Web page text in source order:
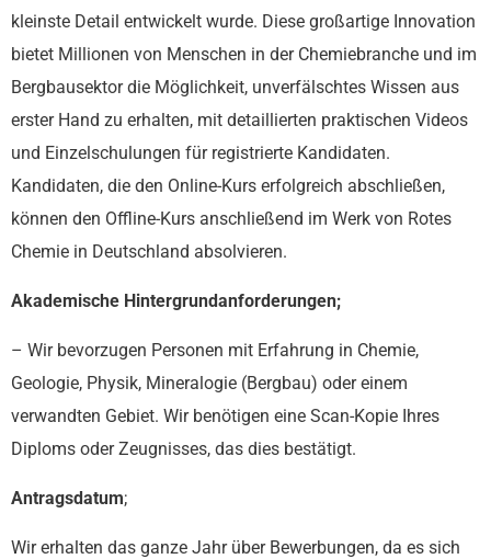
kleinste Detail entwickelt wurde. Diese großartige Innovation
bietet Millionen von Menschen in der Chemiebranche und im
Bergbausektor die Möglichkeit, unverfälschtes Wissen aus
erster Hand zu erhalten, mit detaillierten praktischen Videos
und Einzelschulungen für registrierte Kandidaten.
Kandidaten, die den Online-Kurs erfolgreich abschließen,
können den Offline-Kurs anschließend im Werk von Rotes
Chemie in Deutschland absolvieren.
Akademische Hintergrundanforderungen;
– Wir bevorzugen Personen mit Erfahrung in Chemie,
Geologie, Physik, Mineralogie (Bergbau) oder einem
verwandten Gebiet. Wir benötigen eine Scan-Kopie Ihres
Diploms oder Zeugnisses, das dies bestätigt.
Antragsdatum;
Wir erhalten das ganze Jahr über Bewerbungen, da es sich